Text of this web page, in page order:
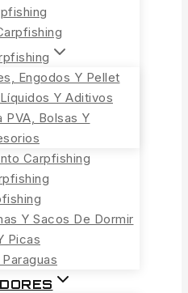
Engodos Y Pellet
Y Aditivos
PVA, Bolsas Y
Carpfishing
Y Sacos De Dormir
Picas